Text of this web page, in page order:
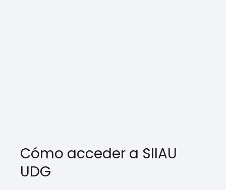
Cómo acceder a SIIAU
UDG